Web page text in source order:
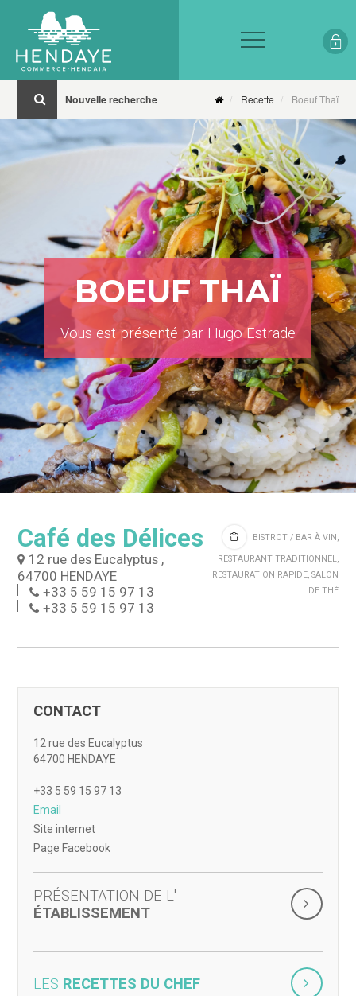
Nouvelle recherche Recette Boeuf Thaï
BOEUF THAÏ
Vous est présenté par Hugo Estrade
Café des Délices
12 rue des Eucalyptus ,
64700 HENDAYE
+33 5 59 15 97 13
+33 5 59 15 97 13
BISTROT / BAR À VIN,
RESTAURANT TRADITIONNEL,
RESTAURATION RAPIDE, SALON
DE THÉ
CONTACT
12 rue des Eucalyptus
64700 HENDAYE
+33 5 59 15 97 13
Email
Site internet
Page Facebook
PRÉSENTATION DE L'
ÉTABLISSEMENT
LES RECETTES DU CHEF